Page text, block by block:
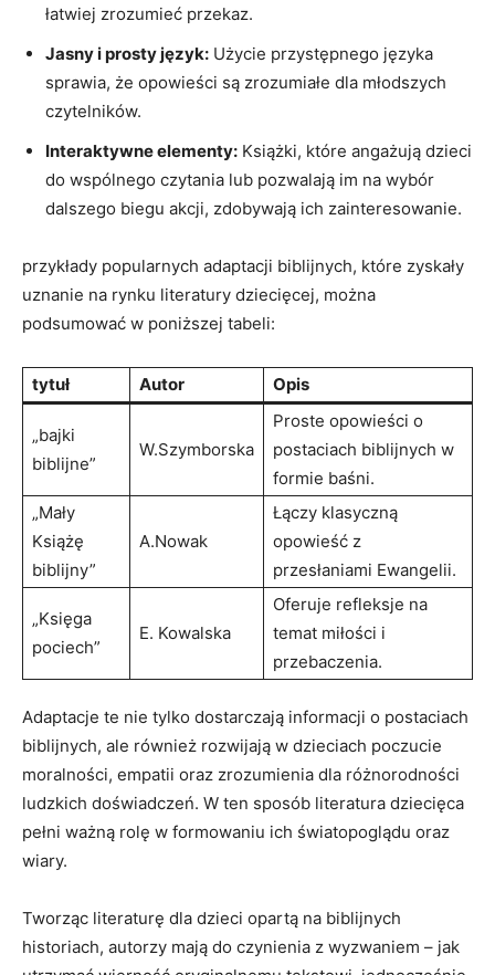
łatwiej zrozumieć przekaz.
Jasny i prosty język: Użycie przystępnego języka
sprawia, że opowieści są zrozumiałe dla młodszych
czytelników.
Interaktywne elementy: Książki, które angażują dzieci
do wspólnego czytania lub pozwalają im na wybór
dalszego biegu akcji, zdobywają ich zainteresowanie.
przykłady popularnych adaptacji biblijnych, które zyskały
uznanie na rynku literatury dziecięcej, można
podsumować w poniższej tabeli:
tytuł Autor Opis
„bajki
biblijne”
W.Szymborska
Proste opowieści o
postaciach biblijnych w
formie baśni.
„Mały
Książę
biblijny”
A.Nowak
Łączy klasyczną
opowieść z
przesłaniami Ewangelii.
„Księga
pociech”
E. Kowalska
Oferuje refleksje na
temat miłości i
przebaczenia.
Adaptacje te nie tylko dostarczają informacji o postaciach
biblijnych, ale również rozwijają w dzieciach poczucie
moralności, empatii oraz zrozumienia dla różnorodności
ludzkich doświadczeń. W ten sposób literatura dziecięca
pełni ważną rolę w formowaniu ich światopoglądu oraz
wiary.
Tworząc literaturę dla dzieci opartą na biblijnych
historiach, autorzy mają do czynienia z wyzwaniem – jak